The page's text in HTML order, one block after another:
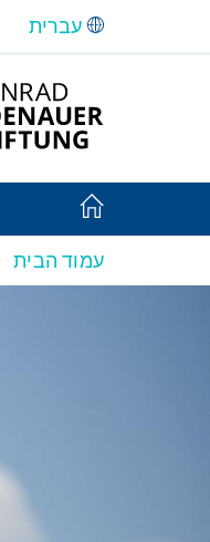
Skip to Main Content
עמוד הבית